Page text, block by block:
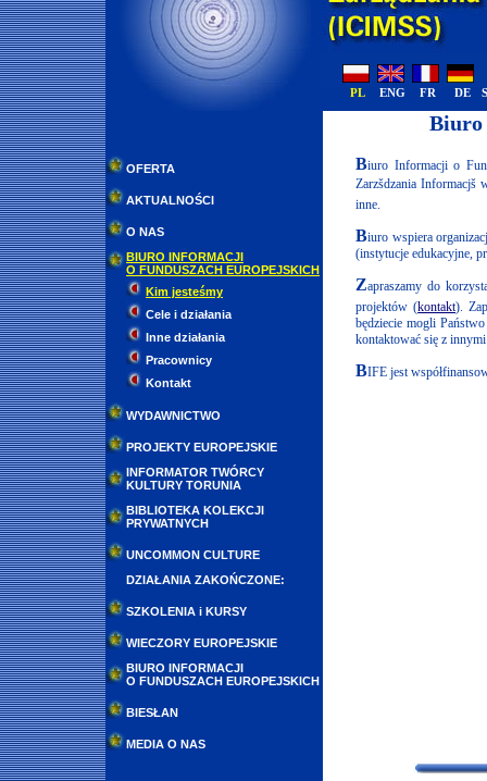
PL ENG FR DE
OFERTA
AKTUALNOŚCI
O NAS
BIURO INFORMACJI
O FUNDUSZACH EUROPEJSKICH
Kim jesteśmy
Cele i działania
Inne działania
Pracownicy
Kontakt
WYDAWNICTWO
PROJEKTY EUROPEJSKIE
INFORMATOR TWÓRCY
KULTURY TORUNIA
BIBLIOTEKA KOLEKCJI
PRYWATNYCH
UNCOMMON CULTURE
DZIAŁANIA ZAKOŃCZONE:
SZKOLENIA i KURSY
WIECZORY EUROPEJSKIE
BIURO INFORMACJI
O FUNDUSZACH EUROPEJSKICH
BIESŁAN
MEDIA O NAS
Biuro
Biuro Informacji o
Zarzšdzania Informacjš
inne.
Biuro wspiera
(instytucje edukacyjne,
Zapraszamy do
projektów (kontakt).
będziecie mogli
kontaktować się z
BIFE jest